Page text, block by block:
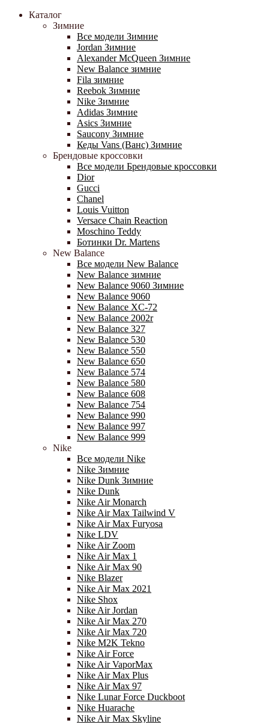
Каталог
Зимние
Все модели Зимние
Jordan Зимние
Alexander McQueen Зимние
New Balance зимние
Fila зимние
Reebok Зимние
Nike Зимние
Adidas Зимние
Asics Зимние
Saucony Зимние
Кеды Vans (Ванс) Зимние
Брендовые кроссовки
Все модели Брендовые кроссовки
Dior
Gucci
Chanel
Louis Vuitton
Versace Chain Reaction
Moschino Teddy
Ботинки Dr. Martens
New Balance
Все модели New Balance
New Balance зимние
New Balance 9060 Зимние
New Balance 9060
New Balance XC-72
New Balance 2002r
New Balance 327
New Balance 530
New Balance 550
New Balance 650
New Balance 574
New Balance 580
New Balance 608
New Balance 754
New Balance 990
New Balance 997
New Balance 999
Nike
Все модели Nike
Nike Зимние
Nike Dunk Зимние
Nike Dunk
Nike Air Monarch
Nike Air Max Tailwind V
Nike Air Max Furyosa
Nike LDV
Nike Air Zoom
Nike Air Max 1
Nike Air Max 90
Nike Blazer
Nike Air Max 2021
Nike Shox
Nike Air Jordan
Nike Air Max 270
Nike Air Max 720
Nike M2K Tekno
Nike Air Force
Nike Air VaporMax
Nike Air Max Plus
Nike Air Max 97
Nike Lunar Force Duckboot
Nike Huarache
Nike Air Max Skyline